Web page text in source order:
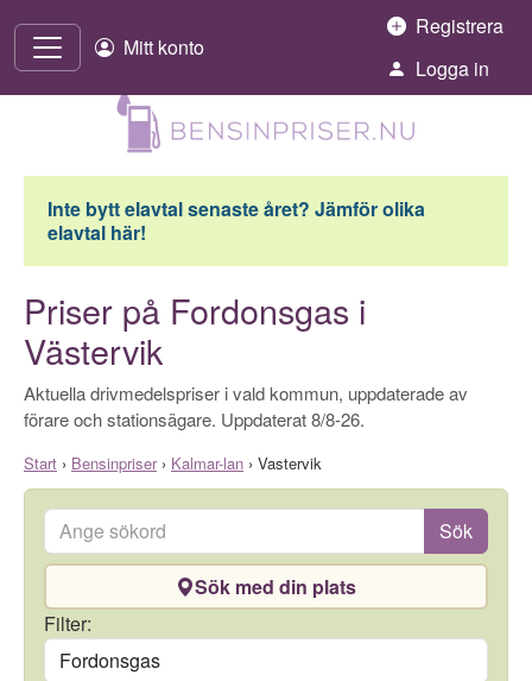
Mitt konto
Registrera
Logga in
Inte bytt elavtal senaste året? Jämför olika
elavtal här!
Priser på Fordonsgas i
Västervik
Aktuella drivmedelspriser i vald kommun, uppdaterade av
förare och stationsägare. Uppdaterat 8/8-26.
Start › Bensinpriser› Kalmar-lan › Vastervik
Ange sökord Sök
Sök med din plats
Filter: